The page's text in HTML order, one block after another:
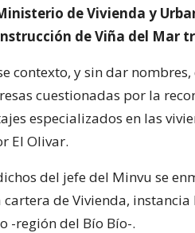
de Vivienda y
de Viña del Mar
contexto, y sin dar
cuestionadas por la
especializados en las
El Olivar.
del jefe del Minvu se
cartera de Vivienda,
-región del Bío Bío-.